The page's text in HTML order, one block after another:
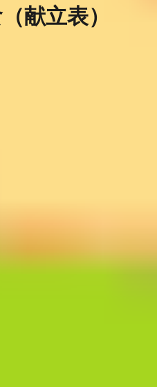
献立表）